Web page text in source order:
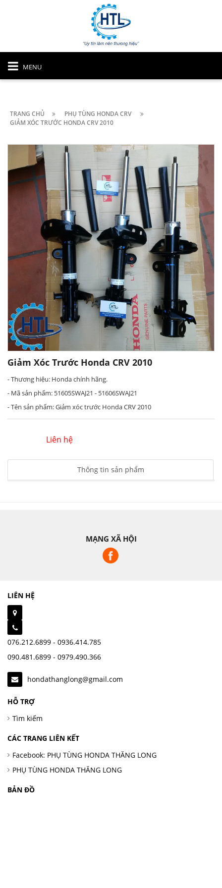
MENU
TRANG CHỦ
PHỤ TÙNG HONDA CRV
GIẢM XÓC TRƯỚC HONDA CRV 2010
Giảm Xóc Trước Honda CRV 2010
- Thương hiệu: Honda chính hãng.
- Mã sản phẩm: 51605SWAJ21 - 51606SWAJ21
- Tên sản phẩm: Giảm xóc trước Honda CRV 2010
Liên hệ
Thông tin sản phẩm
MẠNG XÃ HỘI
LIÊN HỆ
076.212.6899 - 0936.414.785
090.481.6899 - 0979.490.366
hondathanglong@gmail.com
HỖ TRỢ
Tìm kiếm
CÁC TRANG LIÊN KẾT
Facebook: PHỤ TÙNG HONDA THĂNG LONG
PHỤ TÙNG HONDA THĂNG LONG
BẢN ĐỒ